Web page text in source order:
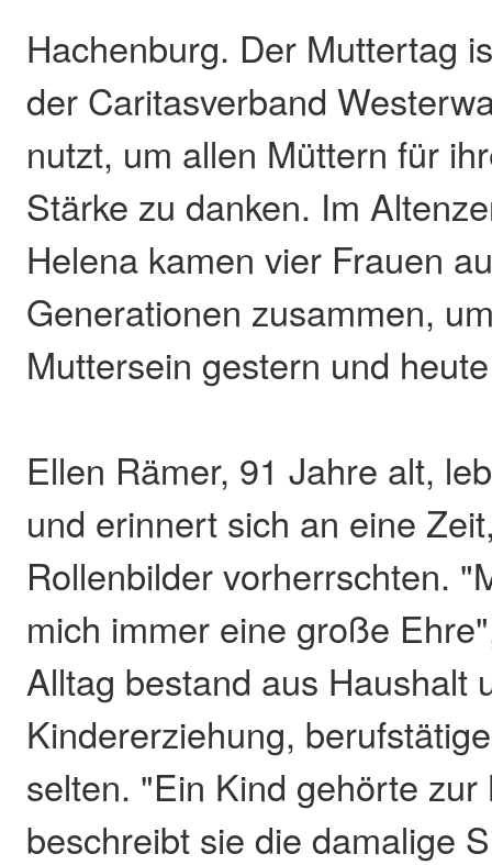
Hachenburg. Der Muttertag
der Caritasverband
nutzt, um allen Müttern für
Stärke zu danken. Im
Helena kamen vier Frauen
Generationen zusammen,
Muttersein gestern und
Ellen Rämer, 91 Jahre alt,
und erinnert sich an eine
Rollenbilder vorherrschten.
mich immer eine große
Alltag bestand aus Haushalt
Kindererziehung,
selten. "Ein Kind gehörte zur
beschreibt sie die damalige